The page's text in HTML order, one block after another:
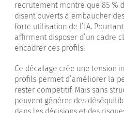
recrutement montre que 85 %
disent ouverts à embaucher
forte utilisation de l’IA.
affirment disposer d’un cadre
encadrer ces profils.
Ce décalage crée une tension
profils permet d’améliorer la
rester compétitif. Mais sans
peuvent générer des